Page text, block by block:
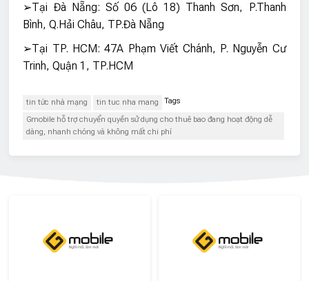
➢Tại Đà Nẵng: Số 06 (Lô 18) Thanh Sơn, P.Thanh
Bình, Q.Hải Châu, TP.Đà Nẵng
➢Tại TP. HCM: 47A Phạm Viết Chánh, P. Nguyễn Cư
Trinh, Quận 1, TP.HCM
Tags
tin tức nhà mạng
tin tuc nha mang
Gmobile hỗ trợ chuyển quyền sử dụng cho thuê bao đang hoạt động dễ
dàng, nhanh chóng và không mất chi phí